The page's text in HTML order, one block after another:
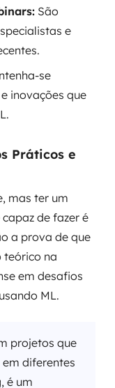
São
e
se
inovações que
Práticos e
mas ter um
de fazer é
a prova de que
teórico na
em desafios
ML.
projetos que
diferentes
é um